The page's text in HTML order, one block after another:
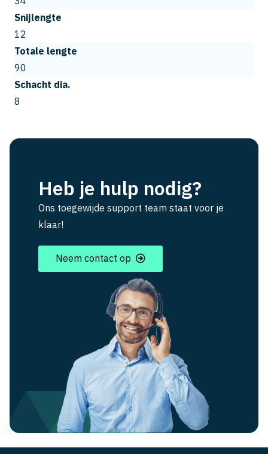
Snijlengte
12
Totale lengte
90
Schacht dia.
8
Heb je hulp nodig?
Ons toegewijde support team staat voor je
klaar!
Neem contact op